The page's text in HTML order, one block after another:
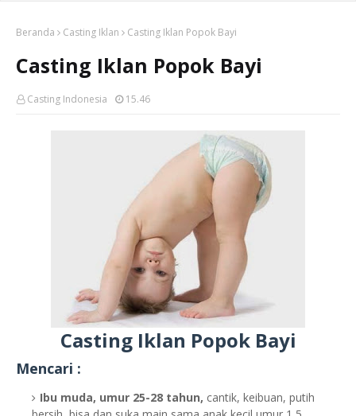
Beranda Casting Iklan Casting Iklan Popok Bayi
Casting Iklan Popok Bayi
Casting Indonesia 15.46
Casting Iklan Popok Bayi
Mencari :
Ibu muda, umur 25-28 tahun, cantik, keibuan, putih